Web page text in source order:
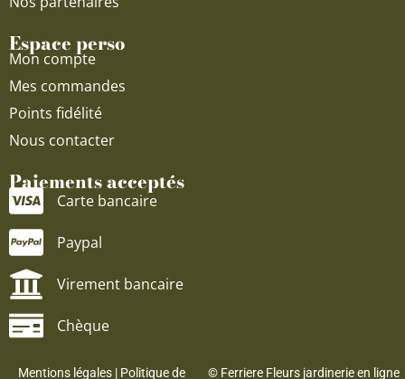
Espace perso
Mon compte
Mes commandes
Points fidélité
Nous contacter
Paiements acceptés
Carte bancaire
Paypal
Virement bancaire
Chèque
Mentions légales| Politique de © Ferriere Fleurs jardinerie en ligne